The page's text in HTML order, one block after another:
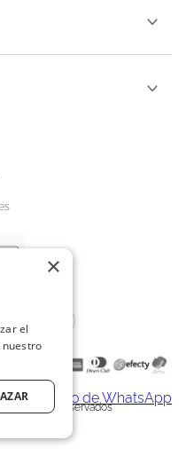
derechos reservados
×
el